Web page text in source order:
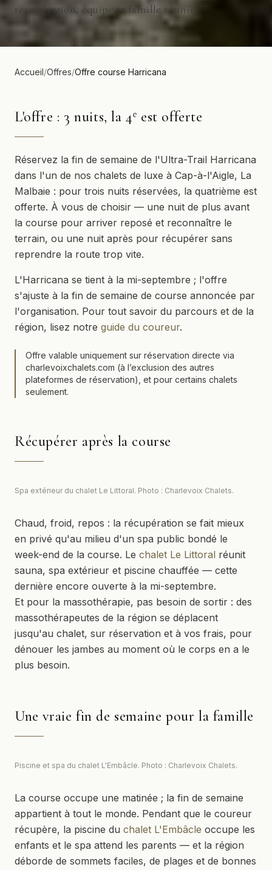
récupération, équipe et famille réunies.
Accueil/Offres/Offre course Harricana
L'offre : 3 nuits, la 4ᵉ est offerte
Réservez la fin de semaine de l'Ultra-Trail Harricana
dans l'un de nos chalets de luxe à Cap-à-l'Aigle, La
Malbaie : pour trois nuits réservées, la quatrième est
offerte. À vous de choisir — une nuit de plus avant
la course pour arriver reposé et reconnaître le
terrain, ou une nuit après pour récupérer sans
reprendre la route trop vite.
L'Harricana se tient à la mi-septembre ; l'offre
s'ajuste à la fin de semaine de course annoncée par
l'organisation. Pour tout savoir du parcours et de la
région, lisez notre guide du coureur.
Offre valable uniquement sur réservation directe via
charlevoixchalets.com (à l’exclusion des autres
plateformes de réservation), et pour certains chalets
seulement.
Récupérer après la course
Spa extérieur du chalet Le Littoral. Photo : Charlevoix Chalets.
Chaud, froid, repos : la récupération se fait mieux
en privé qu'au milieu d'un spa public bondé le
week-end de la course. Le chalet Le Littoral réunit
sauna, spa extérieur et piscine chauffée — cette
dernière encore ouverte à la mi-septembre.
Et pour la massothérapie, pas besoin de sortir : des
massothérapeutes de la région se déplacent
jusqu'au chalet, sur réservation et à vos frais, pour
dénouer les jambes au moment où le corps en a le
plus besoin.
Une vraie fin de semaine pour la famille
Piscine et spa du chalet L'Embâcle. Photo : Charlevoix Chalets.
La course occupe une matinée ; la fin de semaine
appartient à tout le monde. Pendant que le coureur
récupère, la piscine du chalet L'Embâcle occupe les
enfants et le spa attend les parents — et la région
déborde de sommets faciles, de plages et de bonnes